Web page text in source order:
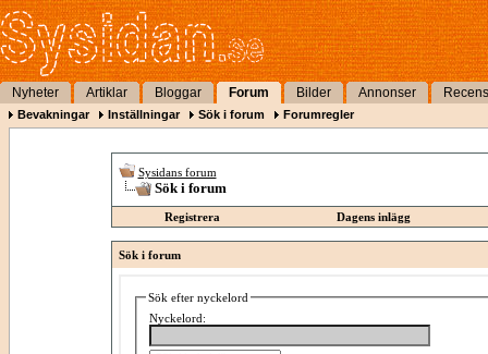
Nyheter Artiklar Bloggar Forum Bilder Annonser
Bevakningar Inställningar Sök i forum Forumregler
Sysidans forum
Sök i forum
Registrera Dagens inlägg
Sök i forum
Sök efter nyckelord
Nyckelord: